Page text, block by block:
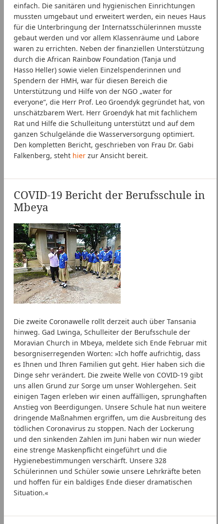
einfach. Die sanitären und hygienischen Einrichtungen
mussten umgebaut und erweitert werden, ein neues Haus
für die Unterbringung der Internatsschülerinnen musste
gebaut werden und vor allem Klassenräume und Labore
waren zu errichten. Neben der finanziellen Unterstützung
durch die African Rainbow Foundation (Tanja und
Hasso Heller) sowie vielen Einzelspenderinnen und
Spendern der HMH, war für diesen Bereich die
Unterstützung und Hilfe von der NGO „water for
everyone“, die Herr Prof. Leo Groendyk gegründet hat, von
unschätzbarem Wert. Herr Groendyk hat mit fachlichem
Rat und Hilfe die Schulleitung unterstützt und auf dem
ganzen Schulgelände die Wasserversorgung optimiert.
Den kompletten Bericht, geschrieben von Frau Dr. Gabi
Falkenberg, steht hier zur Ansicht bereit.
COVID-19 Bericht der Berufsschule in
Mbeya
Die zweite Coronawelle rollt derzeit auch über Tansania
hinweg. Gad Lwinga, Schulleiter der Berufsschule der
Moravian Church in Mbeya, meldete sich Ende Februar mit
besorgniserregenden Worten: »Ich hoffe aufrichtig, dass
es Ihnen und Ihren Familien gut geht. Hier haben sich die
Dinge sehr verändert. Die zweite Welle von COVID-19 gibt
uns allen Grund zur Sorge um unser Wohlergehen. Seit
einigen Tagen erleben wir einen auffälligen, sprunghaften
Anstieg von Beerdigungen. Unsere Schule hat nun weitere
dringende Maßnahmen ergriffen, um die Ausbreitung des
tödlichen Coronavirus zu stoppen. Nach der Lockerung
und den sinkenden Zahlen im Juni haben wir nun wieder
eine strenge Maskenpflicht eingeführt und die
Hygienebestimmungen verschärft. Unsere 328
Schülerinnen und Schüler sowie unsere Lehrkräfte beten
und hoffen für ein baldiges Ende dieser dramatischen
Situation.«